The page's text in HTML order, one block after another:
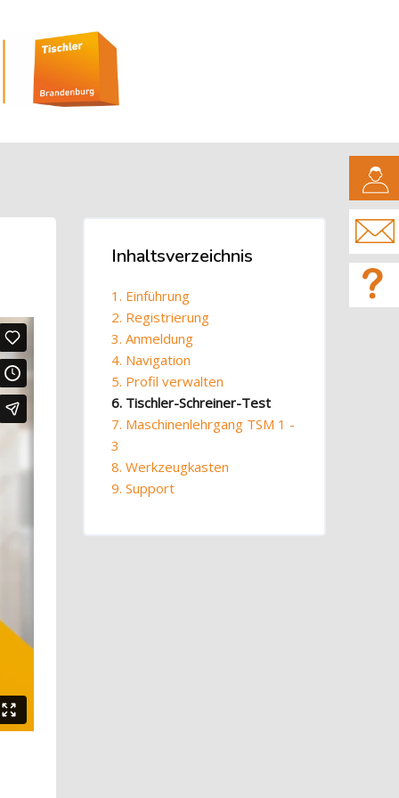
Inhaltsverzeichnis überspringen
Inhaltsverzeichnis
1. Einführung
2. Registrierung
3. Anmeldung
4. Navigation
5. Profil verwalten
6. Tischler-Schreiner-Test
7. Maschinenlehrgang TSM 1 -
3
8. Werkzeugkasten
9. Support